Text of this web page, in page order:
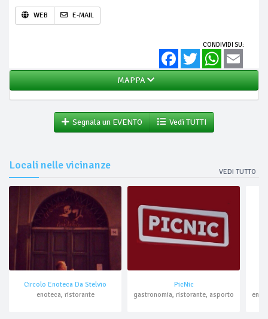
WEB E-MAIL
CONDIVIDI SU:
FacebookTwitter WhatsApp
MAPPA
Segnala un EVENTO Vedi TUTTI
Locali nelle vicinanze
VEDI TUTTO
Circolo Enoteca Da Stelvio
enoteca, ristorante
PicNic
gastronomia, ristorante, asporto